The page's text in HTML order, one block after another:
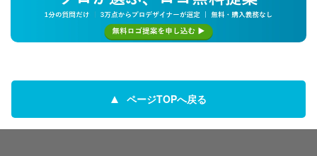
ページTOPへ戻る